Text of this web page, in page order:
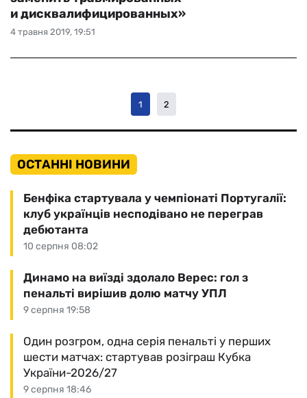
4 травня 2019, 19:51
и дисквалифицированных»
1 2
ОСТАННІ НОВИНИ
10 серпня 08:02
Бенфіка стартувала у чемпіонаті Португалії:
клуб українців несподівано не переграв
дебютанта
9 серпня 19:58
Динамо на виїзді здолало Верес: гол з
пенальті вирішив долю матчу УПЛ
9 серпня 18:46
Один розгром, одна серія пенальті у перших
шести матчах: стартував розіграш Кубка
України-2026/27